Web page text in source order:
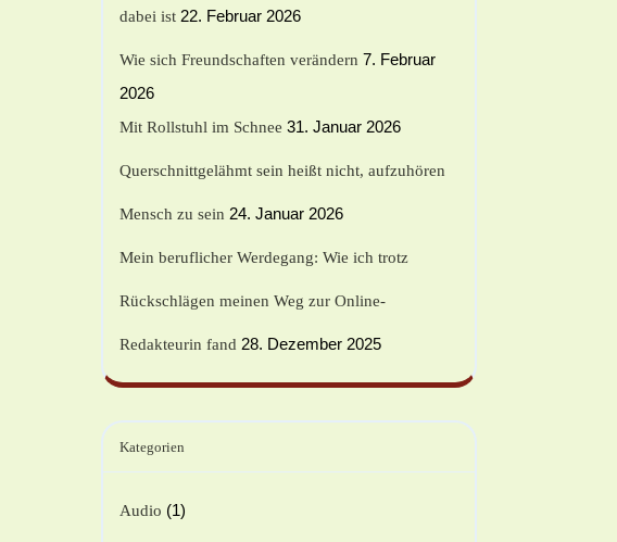
dabei ist 22. Februar 2026
Wie sich Freundschaften verändern 7. Februar
2026
Mit Rollstuhl im Schnee 31. Januar 2026
Querschnittgelähmt sein heißt nicht, aufzuhören
Mensch zu sein 24. Januar 2026
Mein beruflicher Werdegang: Wie ich trotz
Rückschlägen meinen Weg zur Online-
Redakteurin fand 28. Dezember 2025
Kategorien
Audio (1)